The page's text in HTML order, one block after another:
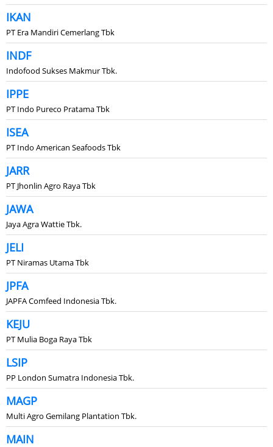
IKAN
PT Era Mandiri Cemerlang Tbk
INDF
Indofood Sukses Makmur Tbk.
IPPE
PT Indo Pureco Pratama Tbk
ISEA
PT Indo American Seafoods Tbk
JARR
PT Jhonlin Agro Raya Tbk
JAWA
Jaya Agra Wattie Tbk.
JELI
PT Niramas Utama Tbk
JPFA
JAPFA Comfeed Indonesia Tbk.
KEJU
PT Mulia Boga Raya Tbk
LSIP
PP London Sumatra Indonesia Tbk.
MAGP
Multi Agro Gemilang Plantation Tbk.
MAIN